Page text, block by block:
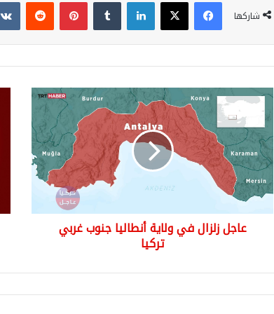
شاركها
عاجل
زلزال
في
ولاية
أنطاليا
جنوب
غربي
تركيا
عاجل زلزال في ولاية أنطاليا جنوب غربي
تركيا